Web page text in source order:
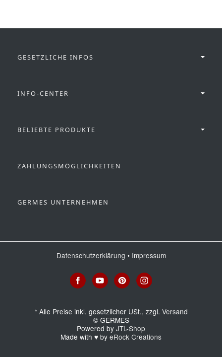
GESETZLICHE INFOS
INFO-CENTER
BELIEBTE PRODUKTE
ZAHLUNGSMÖGLICHKEITEN
GERMES UNTERNEHMEN
Datenschutzerklärung • Impressum
*Alle Preise inkl. gesetzlicher USt., zzgl. Versand
© GERMES
Powered by JTL-Shop
Made with ♥ by eRock Creations